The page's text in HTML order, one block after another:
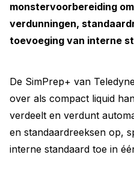
monstervoorbereiding
verdunningen,
toevoeging van interne
De SimPrep+ van
over als compact liquid
verdeelt en verdunt
en standaardreeksen op,
interne standaard toe in